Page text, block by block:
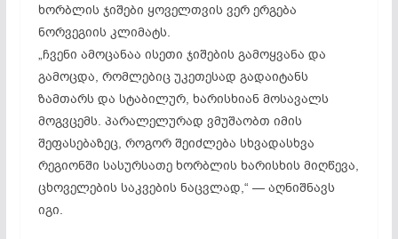
ხორბლის ჯიშები ყოველთვის ვერ ერგება
ნორვეგიის კლიმატს.
„ჩვენი ამოცანაა ისეთი ჯიშების გამოყვანა და
გამოცდა, რომლებიც უკეთესად გადაიტანს
ზამთარს და სტაბილურ, ხარისხიან მოსავალს
მოგვცემს. პარალელურად ვმუშაობთ იმის
შეფასებაზეც, როგორ შეიძლება სხვადასხვა
რეგიონში სასურსათე ხორბლის ხარისხის მიღწევა,
ცხოველების საკვების ნაცვლად,“ — აღნიშნავს
იგი.